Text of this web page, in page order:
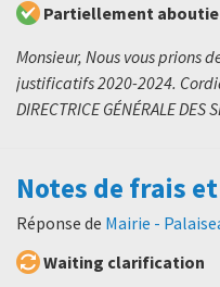
Partiellement aboutie
Monsieur, Nous vous prions
justificatifs 2020-2024.
DIRECTRICE GÉNÉRALE DES
Notes de frais
Réponse de Mairie -
Waiting clarification